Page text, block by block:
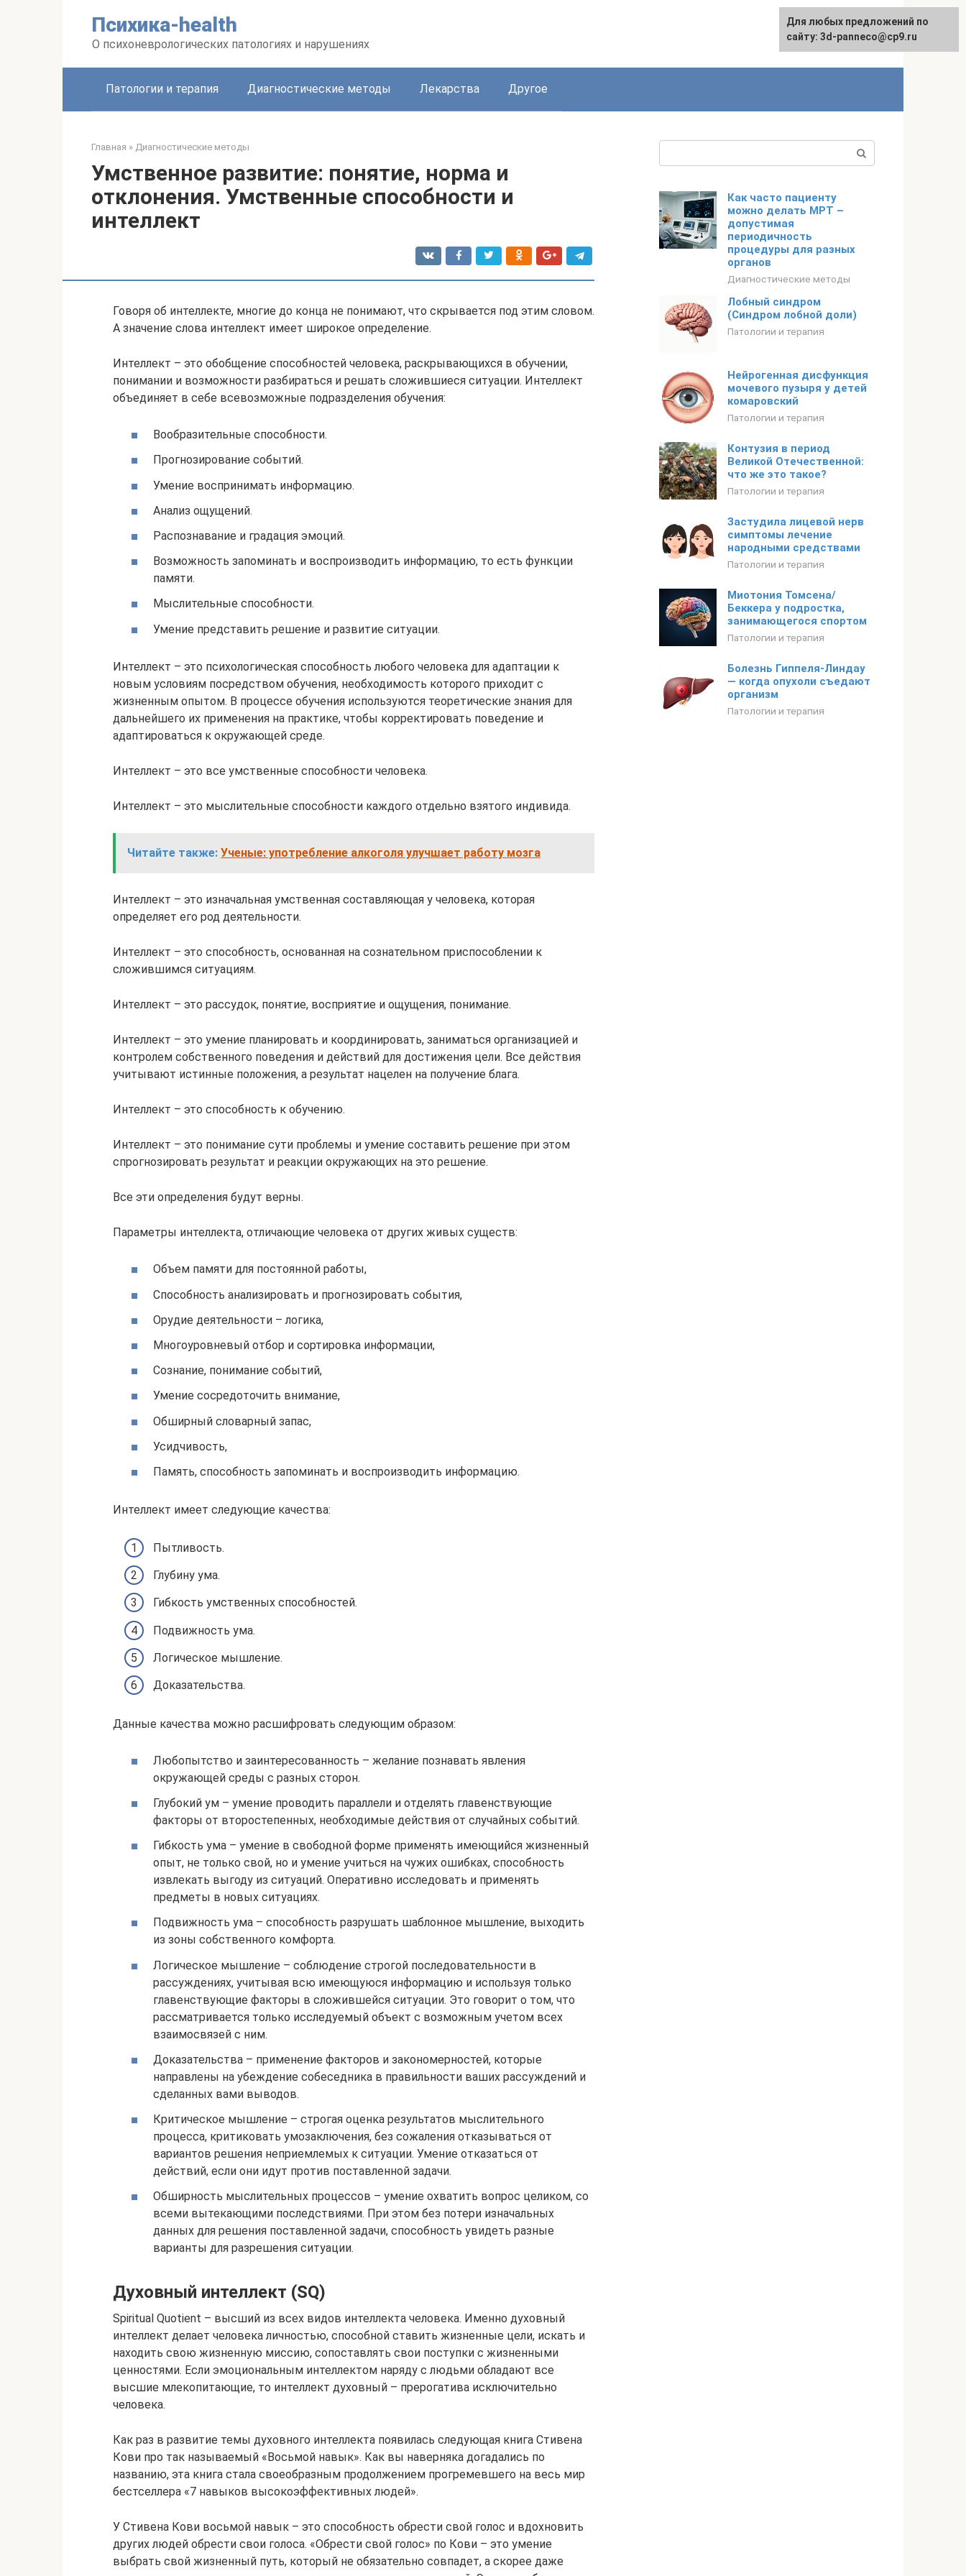
Психика-health
О психоневрологических патологиях и нарушениях
Патологии и терапия Диагностические методы Лекарства Другое
Главная » Диагностические методы
Умственное развитие: понятие, норма и
отклонения. Умственные способности и
интеллект
Говоря об интеллекте, многие до конца не понимают, что скрывается под этим словом.
А значение слова интеллект имеет широкое определение.
Интеллект – это обобщение способностей человека, раскрывающихся в обучении,
понимании и возможности разбираться и решать сложившиеся ситуации. Интеллект
объединяет в себе всевозможные подразделения обучения:
Вообразительные способности.
Прогнозирование событий.
Умение воспринимать информацию.
Анализ ощущений.
Распознавание и градация эмоций.
Возможность запоминать и воспроизводить информацию, то есть функции
памяти.
Мыслительные способности.
Умение представить решение и развитие ситуации.
Интеллект – это психологическая способность любого человека для адаптации к
новым условиям посредством обучения, необходимость которого приходит с
жизненным опытом. В процессе обучения используются теоретические знания для
дальнейшего их применения на практике, чтобы корректировать поведение и
адаптироваться к окружающей среде.
Интеллект – это все умственные способности человека.
Интеллект – это мыслительные способности каждого отдельно взятого индивида.
Читайте также: Ученые: употребление алкоголя улучшает работу мозга
Интеллект – это изначальная умственная составляющая у человека, которая
определяет его род деятельности.
Интеллект – это способность, основанная на сознательном приспособлении к
сложившимся ситуациям.
Интеллект – это рассудок, понятие, восприятие и ощущения, понимание.
Интеллект – это умение планировать и координировать, заниматься организацией и
контролем собственного поведения и действий для достижения цели. Все действия
учитывают истинные положения, а результат нацелен на получение блага.
Интеллект – это способность к обучению.
Интеллект – это понимание сути проблемы и умение составить решение при этом
спрогнозировать результат и реакции окружающих на это решение.
Все эти определения будут верны.
Параметры интеллекта, отличающие человека от других живых существ:
Объем памяти для постоянной работы,
Способность анализировать и прогнозировать события,
Орудие деятельности – логика,
Многоуровневый отбор и сортировка информации,
Сознание, понимание событий,
Умение сосредоточить внимание,
Обширный словарный запас,
Усидчивость,
Память, способность запоминать и воспроизводить информацию.
Интеллект имеет следующие качества:
Пытливость.
Глубину ума.
Гибкость умственных способностей.
Подвижность ума.
Логическое мышление.
Доказательства.
Данные качества можно расшифровать следующим образом:
Любопытство и заинтересованность – желание познавать явления
окружающей среды с разных сторон.
Глубокий ум – умение проводить параллели и отделять главенствующие
факторы от второстепенных, необходимые действия от случайных событий.
Гибкость ума – умение в свободной форме применять имеющийся жизненный
опыт, не только свой, но и умение учиться на чужих ошибках, способность
извлекать выгоду из ситуаций. Оперативно исследовать и применять
предметы в новых ситуациях.
Подвижность ума – способность разрушать шаблонное мышление, выходить
из зоны собственного комфорта.
Логическое мышление – соблюдение строгой последовательности в
рассуждениях, учитывая всю имеющуюся информацию и используя только
главенствующие факторы в сложившейся ситуации. Это говорит о том, что
рассматривается только исследуемый объект с возможным учетом всех
взаимосвязей с ним.
Доказательства – применение факторов и закономерностей, которые
направлены на убеждение собеседника в правильности ваших рассуждений и
сделанных вами выводов.
Критическое мышление – строгая оценка результатов мыслительного
процесса, критиковать умозаключения, без сожаления отказываться от
вариантов решения неприемлемых к ситуации. Умение отказаться от
действий, если они идут против поставленной задачи.
Обширность мыслительных процессов – умение охватить вопрос целиком, со
всеми вытекающими последствиями. При этом без потери изначальных
данных для решения поставленной задачи, способность увидеть разные
варианты для разрешения ситуации.
Духовный интеллект (SQ)
Spiritual Quotient – высший из всех видов интеллекта человека. Именно духовный
интеллект делает человека личностью, способной ставить жизненные цели, искать и
находить свою жизненную миссию, сопоставлять свои поступки с жизненными
ценностями. Если эмоциональным интеллектом наряду с людьми обладают все
высшие млекопитающие, то интеллект духовный – прерогатива исключительно
человека.
Как раз в развитие темы духовного интеллекта появилась следующая книга Стивена
Кови про так называемый «Восьмой навык». Как вы наверняка догадались по
названию, эта книга стала своеобразным продолжением прогремевшего на весь мир
бестселлера «7 навыков высокоэффективных людей».
У Стивена Кови восьмой навык – это способность обрести свой голос и вдохновить
других людей обрести свои голоса. «Обрести свой голос» по Кови – это умение
выбрать свой жизненный путь, который не обязательно совпадет, а скорее даже
Как часто пациенту
можно делать МРТ –
допустимая
периодичность
процедуры для разных
органов
Диагностические методы
Лобный синдром
(Синдром лобной доли)
Патологии и терапия
Нейрогенная дисфункция
мочевого пузыря у детей
комаровский
Патологии и терапия
Контузия в период
Великой Отечественной:
что же это такое?
Патологии и терапия
Застудила лицевой нерв
симптомы лечение
народными средствами
Патологии и терапия
Миотония Томсена/
Беккера у подростка,
занимающегося спортом
Патологии и терапия
Болезнь Гиппеля-Линдау
— когда опухоли съедают
организм
Патологии и терапия
Для любых предложений по
сайту: 3d-panneco@cp9.ru